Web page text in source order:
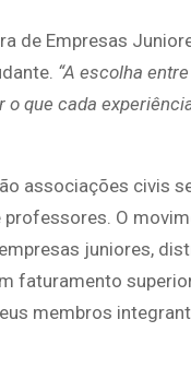
de Empresas
“A escolha
que cada
associações civis
O
juniores,
faturamento
membros